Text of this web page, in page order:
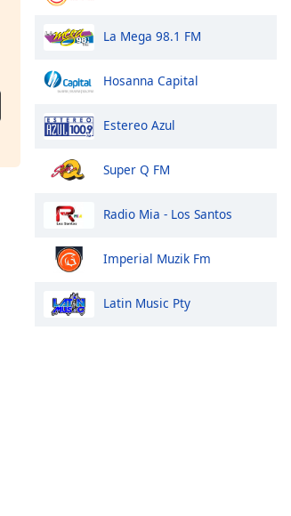
La Mega 98.1 FM
Hosanna Capital
Estereo Azul
Super Q FM
Radio Mia - Los Santos
Imperial Muzik Fm
Latin Music Pty